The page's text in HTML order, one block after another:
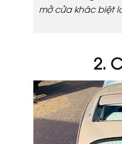
mở cửa khác biệt
2.